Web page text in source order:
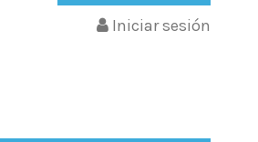
Iniciar sesión